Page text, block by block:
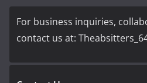
For business inquiries,
contact us at: